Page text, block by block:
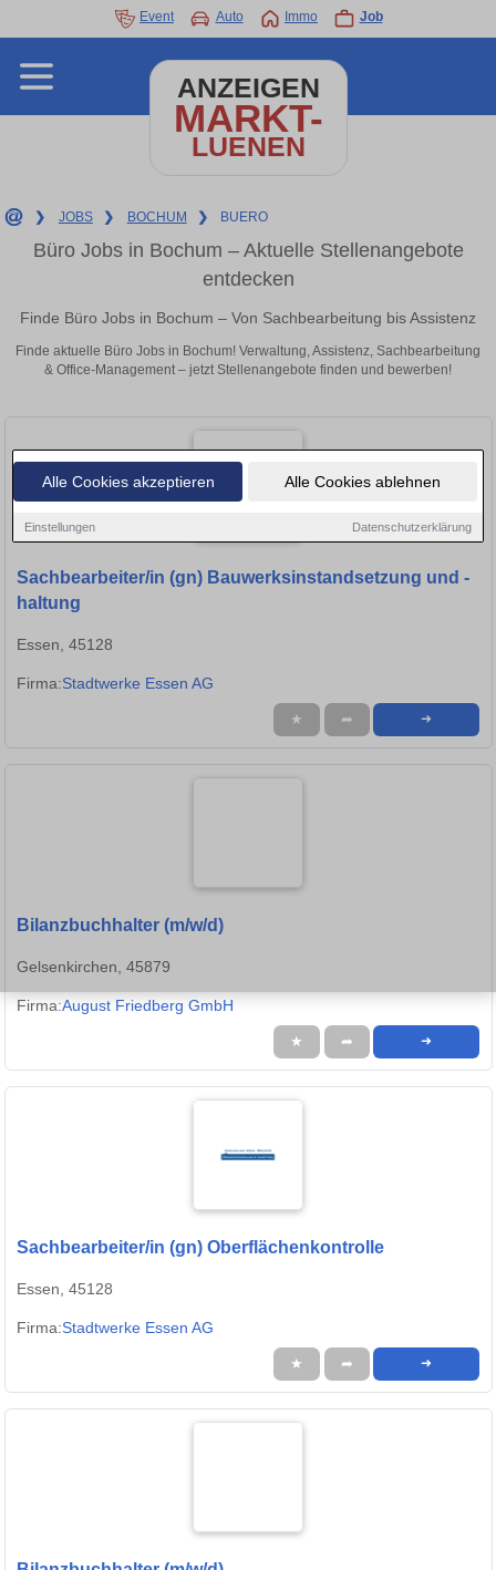
Alle Cookies akzeptieren Alle Cookies ablehnen
Einstellungen Datenschutzerklärung
Event Auto Immo Job
ANZEIGEN
MARKT-
LUENEN
❯ JOBS ❯ BOCHUM ❯ BUERO
Büro Jobs in Bochum – Aktuelle Stellenangebote
entdecken
Finde Büro Jobs in Bochum – Von Sachbearbeitung bis Assistenz
Finde aktuelle Büro Jobs in Bochum! Verwaltung, Assistenz, Sachbearbeitung
& Office-Management – jetzt Stellenangebote finden und bewerben!
Sachbearbeiter/in (gn) Bauwerksinstandsetzung und -
haltung
Essen, 45128
Firma:Stadtwerke Essen AG
★ ➦ ➜
Bilanzbuchhalter (m/w/d)
Gelsenkirchen, 45879
Firma:August Friedberg GmbH
★ ➦ ➜
Sachbearbeiter/in (gn) Oberflächenkontrolle
Essen, 45128
Firma:Stadtwerke Essen AG
★ ➦ ➜